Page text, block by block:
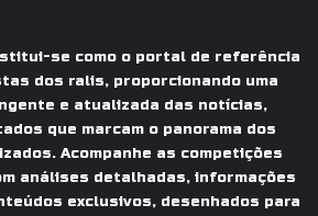
se como o portal de referência
dos ralis, proporcionando uma
e atualizada das notícias,
que marcam o panorama dos
Acompanhe as competições
análises detalhadas, informações
exclusivos, desenhados para